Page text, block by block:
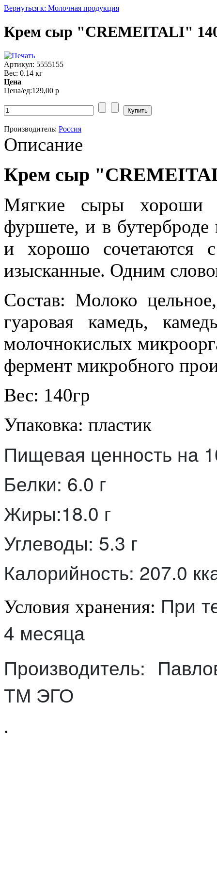
Вернуться к: Молочная продукция
Крем сыр "CREMEITALI"
Артикул: 5555155
Вес: 0.14 кг
Цена
Цена/ед:129,00 р
Производитель: Россия
Описание
Крем сыр
Мягкие сыры хороши
фуршете, и в бутерброде
и хорошо сочетаются
изысканные. Одним
Состав: Молоко
гуаровая камедь,
молочнокислых
фермент микробного
Вес: 140гр
Упаковка: пластик
Пищевая ценность на
Белки: 6.0 г
Жиры:18.0 г
Углеводы: 5.3 г
Калорийность: 207.0
Условия хранения: При
4 месяца
Производитель:
ТМ ЭГО
.